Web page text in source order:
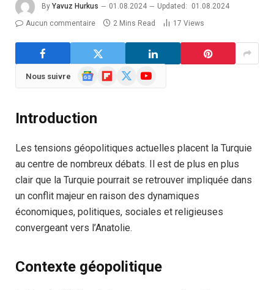
By Yavuz Hurkus 01.08.2024 Updated:
01.08.2024
Aucun commentaire
2 Mins Read 17 Views
Nous suivre
GoogleFlipboard YouTube
Introduction
Les tensions géopolitiques actuelles placent la Turquie
au centre de nombreux débats. Il est de plus en plus
clair que la Turquie pourrait se retrouver impliquée dans
un conflit majeur en raison des dynamiques
économiques, politiques, sociales et religieuses
convergeant vers l’Anatolie.
Contexte géopolitique